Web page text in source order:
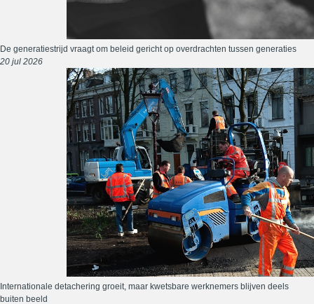
De generatiestrijd vraagt om beleid gericht op overdrachten tussen generaties
20 jul 2026
Internationale detachering groeit, maar kwetsbare werknemers blijven deels
buiten beeld